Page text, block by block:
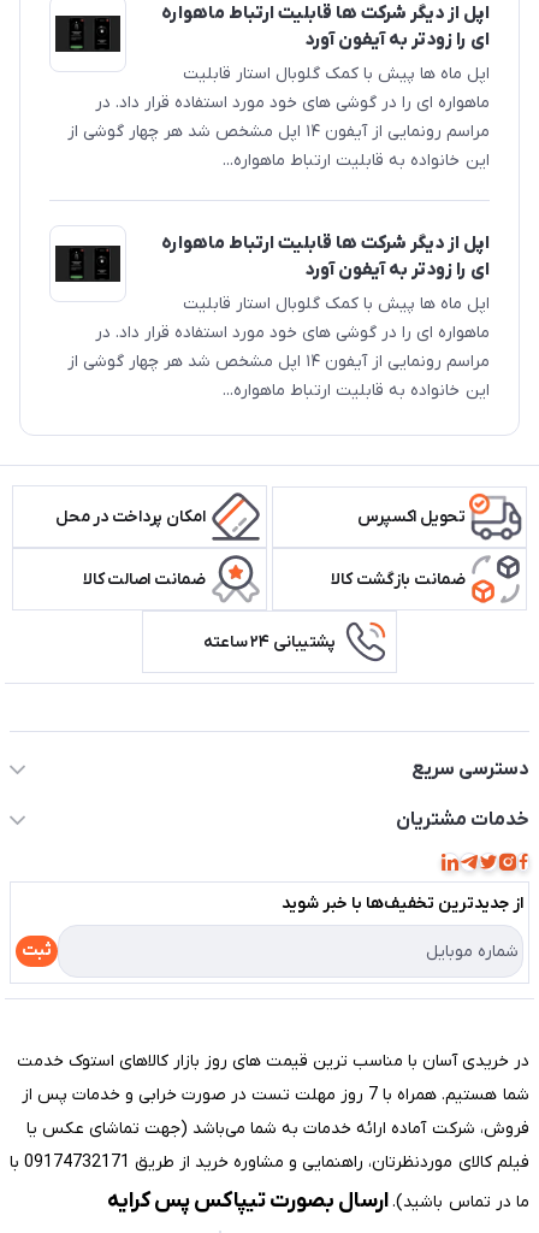
اپل از دیگر شرکت ها قابلیت ارتباط ماهواره
ای را زودتر به آیفون آورد
اپل ماه ها پیش با کمک گلوبال استار قابلیت
ماهواره ای را در گوشی های خود مورد استفاده قرار داد. در
مراسم رونمایی از آیفون ۱۴ اپل مشخص شد هر چهار گوشی از
این خانواده به قابلیت ارتباط ماهواره‌...
اپل از دیگر شرکت ها قابلیت ارتباط ماهواره
ای را زودتر به آیفون آورد
اپل ماه ها پیش با کمک گلوبال استار قابلیت
ماهواره ای را در گوشی های خود مورد استفاده قرار داد. در
مراسم رونمایی از آیفون ۱۴ اپل مشخص شد هر چهار گوشی از
این خانواده به قابلیت ارتباط ماهواره‌...
تحویل اکسپرس امکان پرداخت در محل
ضمانت بازگشت کالا ضمانت اصالت کالا
پشتیبانی ۲۴ ساعته
دسترسی سریع
حساب کاربری
مجله فروشگاه
لیست محصولات
درباره ما
تماس با ما
خدمات مشتریان
قوانین و مقررات
حریم خصوصی
راهنما
از جدید‌ترین تخفیف‌ها با‌ خبر شوید
ثبت
در خریدی آسان با مناسب ترین قیمت های روز بازار کالاهای استوک خدمت
شما هستیم. همراه با 7 روز مهلت تست در صورت خرابی و خدمات پس از
فروش، شرکت آماده ارائه خدمات به شما می‌باشد (جهت تماشای عکس یا
فیلم کالای موردنظرتان، راهنمایی و مشاوره خرید از طریق 09174732171 با
ما در تماس باشید).ارسال بصورت تیپاکس پس کرایه